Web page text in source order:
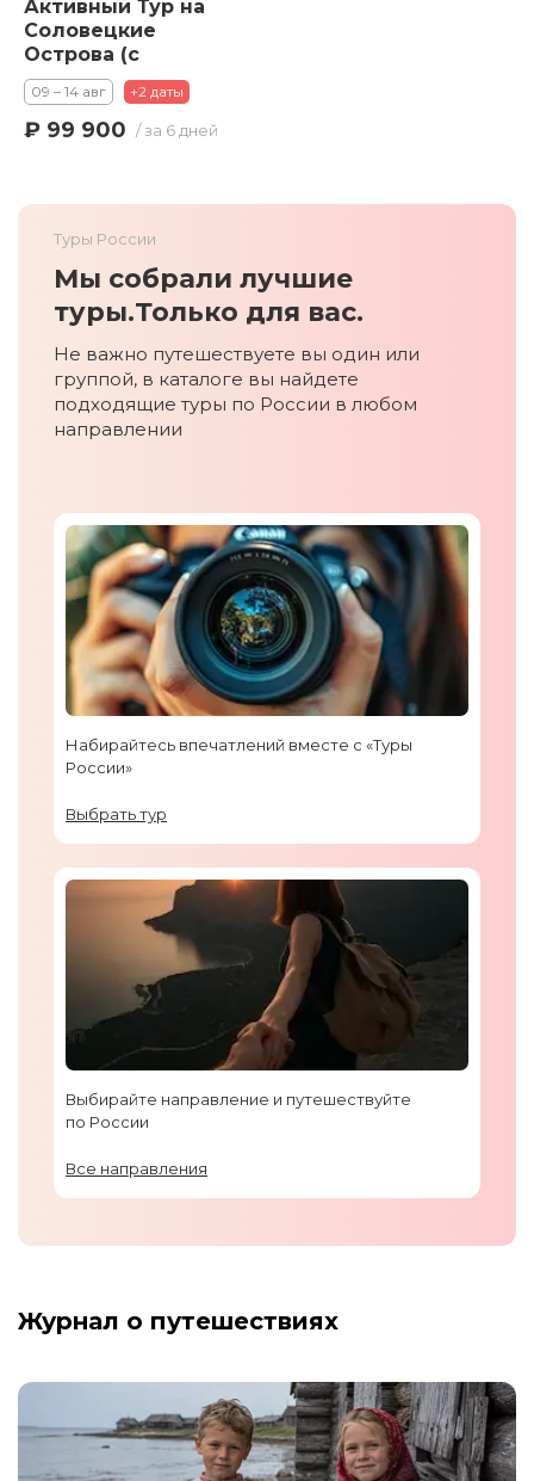
Активный Тур на
Соловецкие
Острова (с
китами)
09 – 14 авг +2 даты
₽ 99 900 / за 6 дней
Туры России
Мы собрали лучшие
туры.Только для вас.
Не важно путешествуете вы один или
группой, в каталоге вы найдете
подходящие туры по России в любом
направлении
Набирайтесь впечатлений вместе с «Туры
России»
Выбрать тур
Выбирайте направление и путешествуйте
по России
Все направления
Журнал о путешествиях